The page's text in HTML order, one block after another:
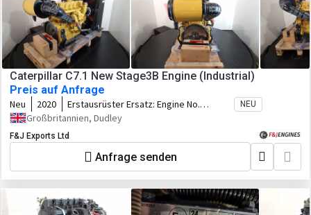
Caterpillar C7.1 New Stage3B Engine (Industrial)
Preis auf Anfrage
Neu 2020 Erstausrüster Ersatz: Engine No.
G9R09152 Arrangement No. 463-0313
NEU
Großbritannien, Dudley
F&J Exports Ltd
Anfrage senden